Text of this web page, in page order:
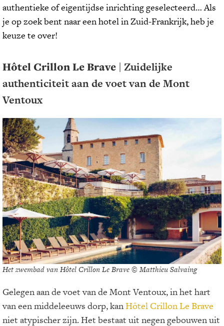
authentieke of eigentijdse inrichting geselecteerd… Als
je op zoek bent naar een hotel in Zuid-Frankrijk, heb je
keuze te over!
Hôtel Crillon Le Brave | Zuidelijke
authenticiteit aan de voet van de Mont
Ventoux
Het zwembad van Hôtel Crillon Le Brave © Matthieu Salvaing
Gelegen aan de voet van de Mont Ventoux, in het hart
van een middeleeuws dorp, kanHôtel Crillon Le Brave
niet atypischer zijn. Het bestaat uit negen gebouwen uit